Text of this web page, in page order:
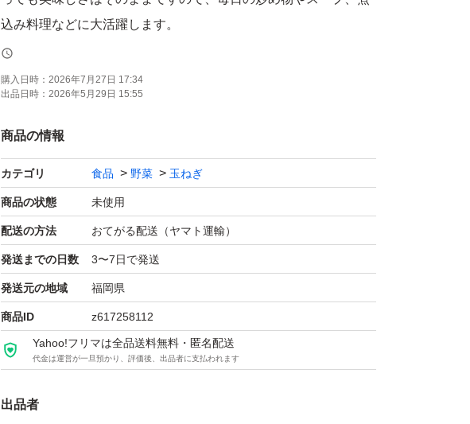
込み料理などに大活躍します。
■商品詳細
・産地：九州産
・内容量：箱込約10kg
・等級：訳あり（優品基準の少し細い玉ねぎが約8〜9割、訳あり
品が約1〜2割混ざる場合がございます）
・訳ありの理由
形のばらつき、外皮の擦れ・剥がれ、さらに「トウダチ（芯が硬
芯が硬くなっているため、調理の際、芯を取り除いていただくこ
とで通常通り美味しくお召し上がりいただけます。
■ご購入前の注意点
・送料：送料無料（一部追加送料エリアあり）
購入日時： 2026年7月27日 17:34
出品日時： 2026年5月29日 15:55
商品の情報
カテゴリ 食品 野菜 玉ねぎ
商品の状態 未使用
配送の方法 おてがる配送（ヤマト運輸）
発送までの日数 3〜7日で発送
発送元の地域 福岡県
商品ID z617258112
Yahoo!フリマは全品送料無料・匿名配送
代金は運営が一旦預かり、評価後、出品者に支払われます
出品者